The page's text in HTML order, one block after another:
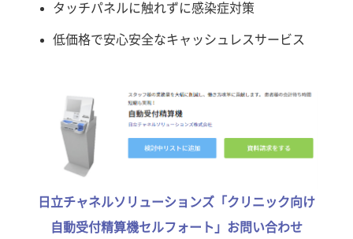
タッチパネルに触れずに感染症対策
低価格で安心安全なキャッシュレスサービス
日立チャネルソリューションズ「クリニック向け
自動受付精算機セルフォート」お問い合わせ